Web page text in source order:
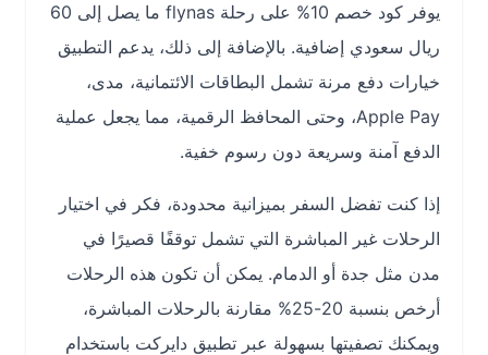
يوفر كود خصم 10% على رحلة flynas ما يصل إلى 60
ريال سعودي إضافية. بالإضافة إلى ذلك، يدعم التطبيق
خيارات دفع مرنة تشمل البطاقات الائتمانية، مدى،
Apple Pay، وحتى المحافظ الرقمية، مما يجعل عملية
الدفع آمنة وسريعة دون رسوم خفية.
إذا كنت تفضل السفر بميزانية محدودة، فكر في اختيار
الرحلات غير المباشرة التي تشمل توقفًا قصيرًا في
مدن مثل جدة أو الدمام. يمكن أن تكون هذه الرحلات
أرخص بنسبة 20-25% مقارنة بالرحلات المباشرة،
ويمكنك تصفيتها بسهولة عبر تطبيق دايركت باستخدام